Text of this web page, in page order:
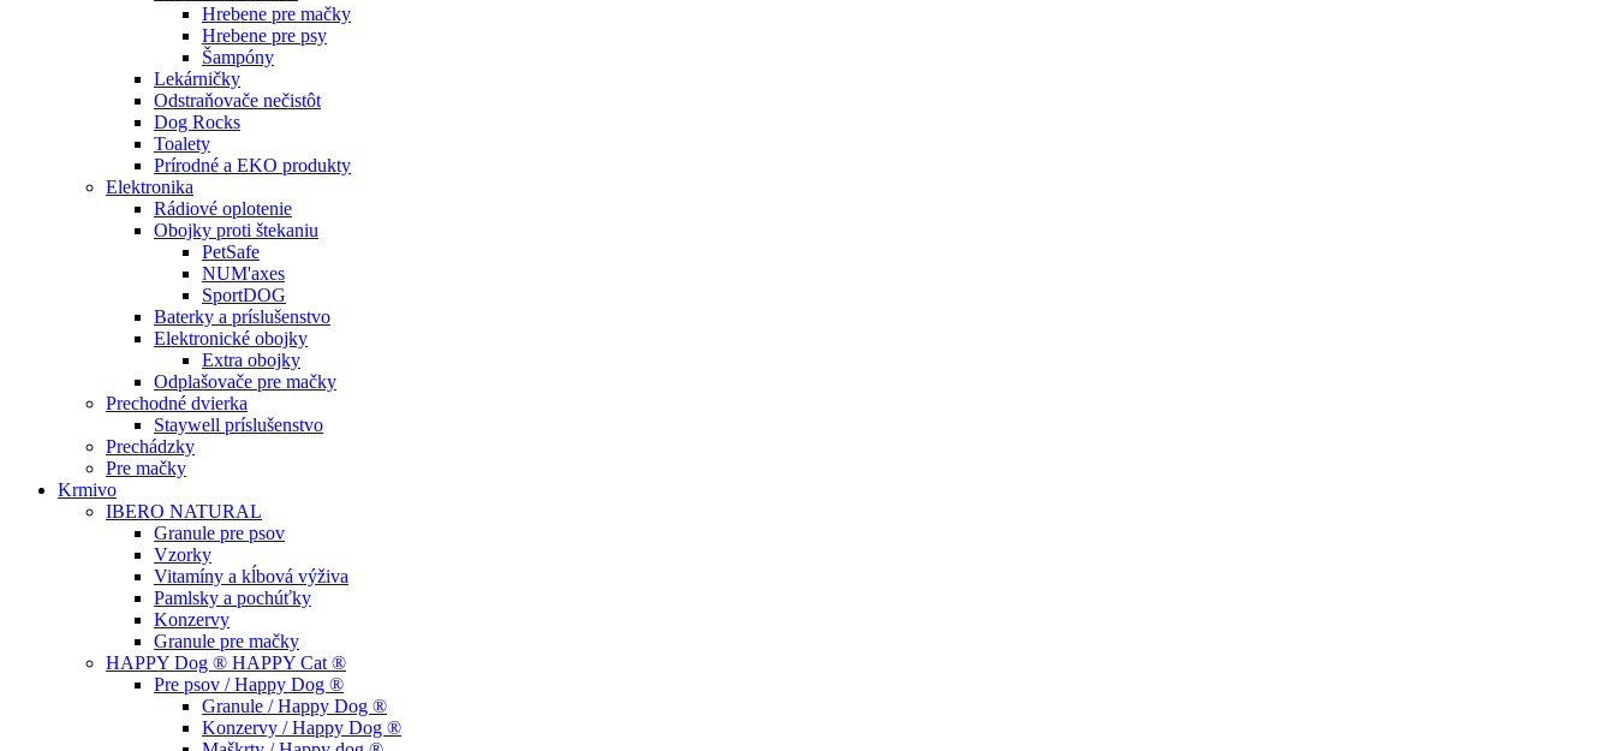
Hrebene pre mačky
Hrebene pre psy
Šampóny
Lekárničky
Odstraňovače nečistôt
Dog Rocks
Toalety
Prírodné a EKO produkty
Elektronika
Rádiové oplotenie
Obojky proti štekaniu
PetSafe
NUM'axes
SportDOG
Baterky a príslušenstvo
Elektronické obojky
Extra obojky
Odplašovače pre mačky
Prechodné dvierka
Staywell príslušenstvo
Prechádzky
Pre mačky
Krmivo
IBERO NATURAL
Granule pre psov
Vzorky
Vitamíny a kĺbová výživa
Pamlsky a pochúťky
Konzervy
Granule pre mačky
HAPPY Dog ® HAPPY Cat ®
Pre psov / Happy Dog ®
Granule / Happy Dog ®
Konzervy / Happy Dog ®